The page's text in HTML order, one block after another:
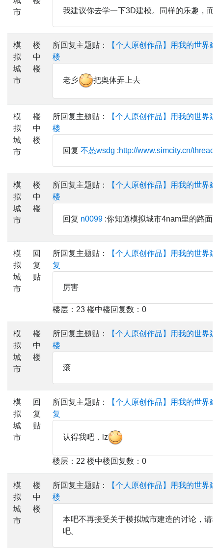
市
我建议你去学一下3D建模。同样的乐趣，而
模
拟
城
市
楼
中
楼
所回复主题贴：
【个人原创作品】用我的世界
楼
老乡 把奥体弄上去
模
拟
城
市
楼
中
楼
所回复主题贴：
【个人原创作品】用我的世界
楼
回复 不怂wsdg :http://www.simcity.cn/
模
拟
城
市
楼
中
楼
所回复主题贴：
【个人原创作品】用我的世界
楼
回复 n0099 :你知道模拟城市4nam里的路面
模
拟
城
市
回
复
贴
所回复主题贴：
【个人原创作品】用我的世界
复
厉害
楼层：23 楼中楼回复数：0
模
拟
城
市
楼
中
楼
所回复主题贴：
【个人原创作品】用我的世界
楼
滚
模
拟
城
市
回
复
贴
所回复主题贴：
【个人原创作品】用我的世界
复
认得我吧，lz
楼层：22 楼中楼回复数：0
模
拟
城
市
楼
中
楼
所回复主题贴：
【个人原创作品】用我的世界
楼
本吧不再接受关于模拟城市建造的讨论，请
吧。